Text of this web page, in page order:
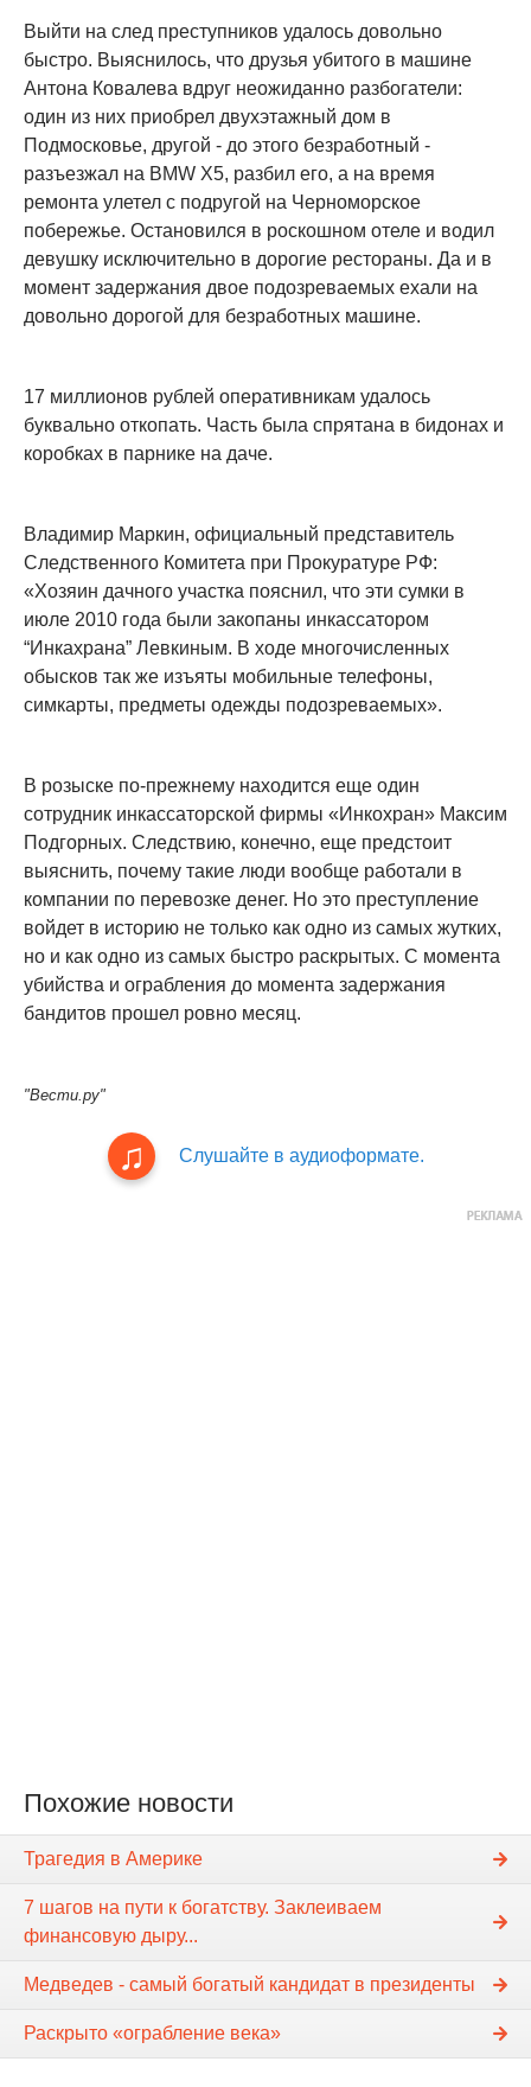
Выйти на след преступников удалось довольно
быстро. Выяснилось, что друзья убитого в машине
Антона Ковалева вдруг неожиданно разбогатели:
один из них приобрел двухэтажный дом в
Подмосковье, другой - до этого безработный -
разъезжал на BMW X5, разбил его, а на время
ремонта улетел с подругой на Черноморское
побережье. Остановился в роскошном отеле и водил
девушку исключительно в дорогие рестораны. Да и в
момент задержания двое подозреваемых ехали на
довольно дорогой для безработных машине.
17 миллионов рублей оперативникам удалось
буквально откопать. Часть была спрятана в бидонах и
коробках в парнике на даче.
Владимир Маркин, официальный представитель
Следственного Комитета при Прокуратуре РФ:
«Хозяин дачного участка пояснил, что эти сумки в
июле 2010 года были закопаны инкассатором
“Инкахрана” Левкиным. В ходе многочисленных
обысков так же изъяты мобильные телефоны,
симкарты, предметы одежды подозреваемых».
В розыске по-прежнему находится еще один
сотрудник инкассаторской фирмы «Инкохран» Максим
Подгорных. Следствию, конечно, еще предстоит
выяснить, почему такие люди вообще работали в
компании по перевозке денег. Но это преступление
войдет в историю не только как одно из самых жутких,
но и как одно из самых быстро раскрытых. С момента
убийства и ограбления до момента задержания
бандитов прошел ровно месяц.
"Вести.ру"
Слушайте в аудиоформате.
Похожие новости
Трагедия в Америке
7 шагов на пути к богатству. Заклеиваем
финансовую дыру...
Медведев - самый богатый кандидат в президенты
Раскрыто «ограбление века»